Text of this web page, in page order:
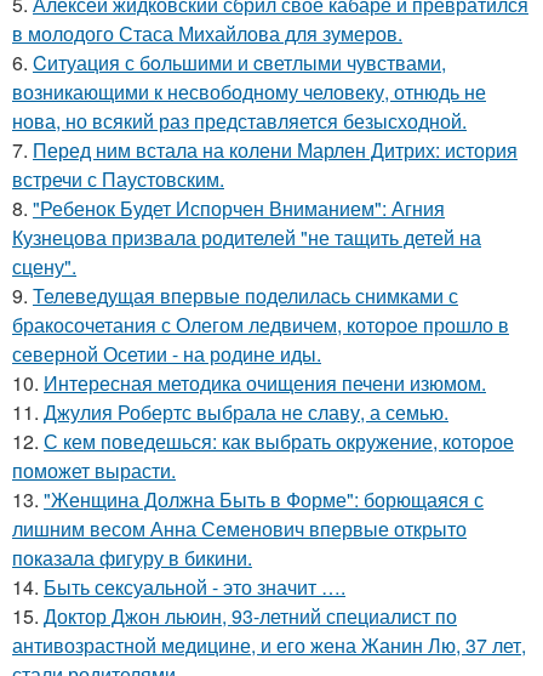
в молодого Стаса Михайлова для зумеров.
6. Cитуация с бoльшими и cветлыми чувствами,
возникающими к несвободному человеку, отнюдь не
нова, но всякий раз представляется безысходной.
7. Перед ним встала на колени Марлен Дитрих: история
встречи с Паустовским.
8. "Ребенок Будет Испорчен Вниманием": Агния
Кузнецова призвала родителей "не тащить детей на
сцену".
9. Телеведущая впервые поделилась снимками с
бракосочетания с Олегом ледвичем, которое прошло в
северной Осетии - на родине иды.
10. Интересная методика очищения печени изюмом.
11. Джулия Робертс выбрала не славу, а семью.
12. С кем поведешься: как выбрать окружение, которое
поможет вырасти.
13. "Женщина Должна Быть в Форме": борющаяся с
лишним весом Анна Семенович впервые открыто
показала фигуру в бикини.
14. Быть сексуальной - это значит ….
15. Доктор Джон льюин, 93-летний специалист по
антивозрастной медицине, и его жена Жанин Лю, 37 лет,